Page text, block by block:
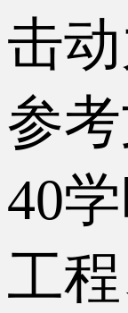
击
参
40
工